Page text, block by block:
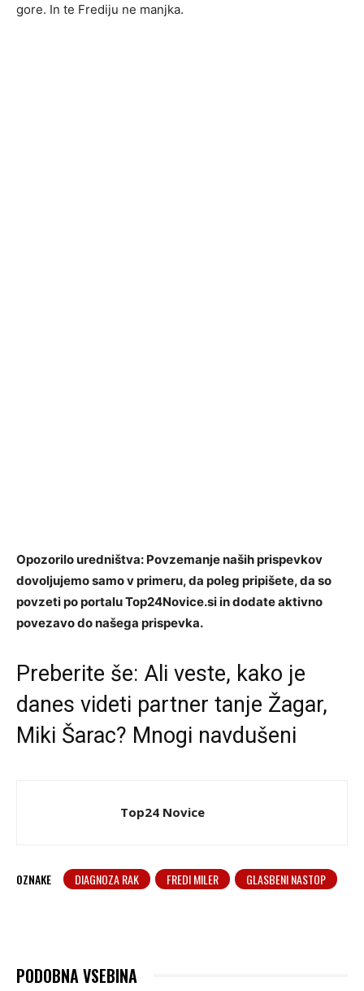
gore. In te Frediju ne manjka.
Opozorilo uredništva: Povzemanje naših prispevkov
dovoljujemo samo v primeru, da poleg pripišete, da so
povzeti po portalu Top24Novice.si in dodate aktivno
povezavo do našega prispevka.
Preberite še: Ali veste, kako je
danes videti partner tanje Žagar,
Miki Šarac? Mnogi navdušeni
Top24 Novice
OZNAKE DIAGNOZA RAK FREDI MILER GLASBENI NASTOP
PODOBNA VSEBINA